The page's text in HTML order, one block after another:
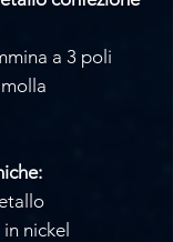
a 3 poli
nickel